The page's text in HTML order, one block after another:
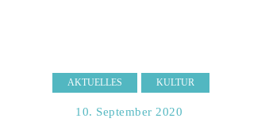
AKTUELLES KULTUR
10. September 2020